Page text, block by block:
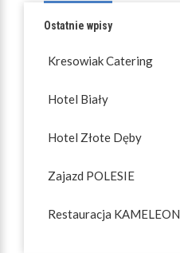
Ostatnie wpisy
Kresowiak Catering
Hotel Biały
Hotel Złote Dęby
Zajazd POLESIE
Restauracja KAMELEON